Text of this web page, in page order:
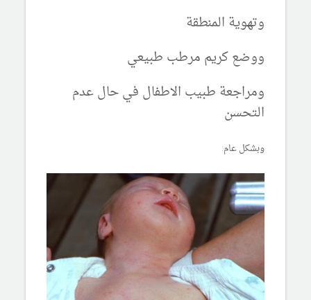
وتهوية المنطقة
ووضع كريم مرطب طبيعي
ومراجعة طبيب الاطفال في حال عدم
التحسن
وبشكل عام: